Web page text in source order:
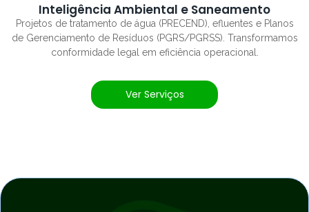
Inteligência Ambiental e Saneamento
Projetos de tratamento de água (PRECEND), efluentes e Planos
de Gerenciamento de Resíduos (PGRS/PGRSS). Transformamos
conformidade legal em eficiência operacional.
Ver Serviços